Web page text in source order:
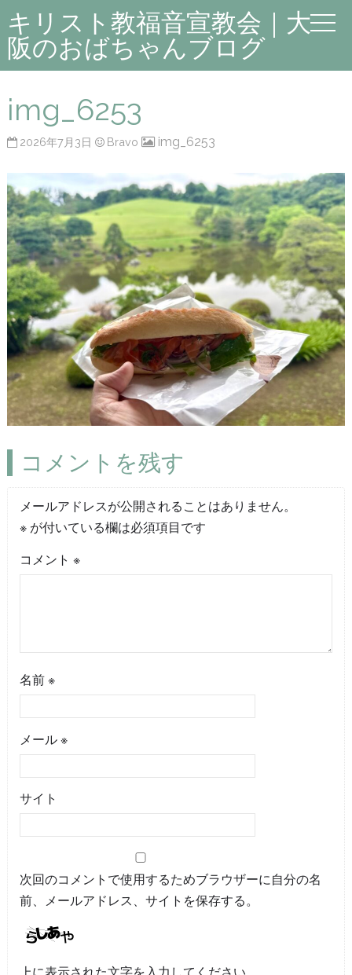
キリスト教福音宣教会｜大
阪のおばちゃんブログ
img_6253
2026年7月3日 Bravo img_6253
コメントを残す
メールアドレスが公開されることはありません。
※が付いている欄は必須項目です
コメント ※
名前 ※
メール ※
サイト
次回のコメントで使用するためブラウザーに自分の名
前、メールアドレス、サイトを保存する。